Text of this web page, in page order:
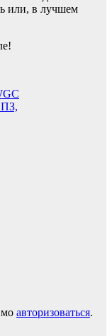
или, в лучшем
авторизоваться.